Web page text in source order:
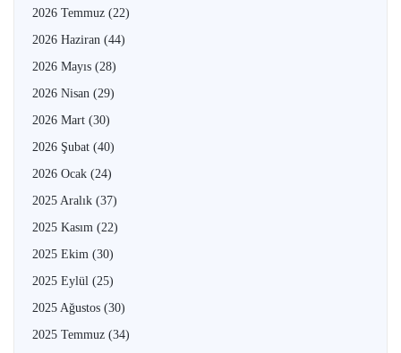
2026 Temmuz (22)
2026 Haziran (44)
2026 Mayıs (28)
2026 Nisan (29)
2026 Mart (30)
2026 Şubat (40)
2026 Ocak (24)
2025 Aralık (37)
2025 Kasım (22)
2025 Ekim (30)
2025 Eylül (25)
2025 Ağustos (30)
2025 Temmuz (34)